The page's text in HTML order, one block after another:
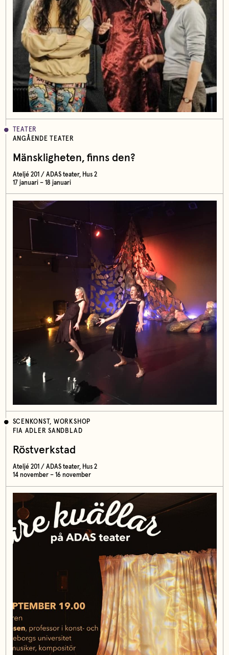
TEATER
ANGÅENDE TEATER
Mänskligheten, finns den?
Ateljé 201 / ADAS teater, Hus 2
17 januari – 18 januari
SCENKONST, WORKSHOP
FIA ADLER SANDBLAD
Röstverkstad
Ateljé 201 / ADAS teater, Hus 2
14 november – 16 november